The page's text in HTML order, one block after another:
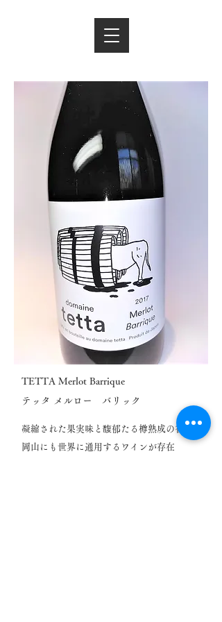
TETTA Merlot Barrique
テッタ メルロー バリック
凝縮された果実味と馥郁たる樽熟成の香り。
岡山にも世界に通用するワインが存在